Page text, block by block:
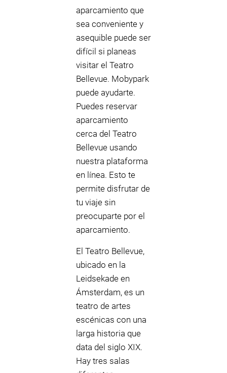
aparcamiento que
sea conveniente y
asequible puede ser
difícil si planeas
visitar el Teatro
Bellevue. Mobypark
puede ayudarte.
Puedes reservar
aparcamiento
cerca del Teatro
Bellevue usando
nuestra plataforma
en línea. Esto te
permite disfrutar de
tu viaje sin
preocuparte por el
aparcamiento.
El Teatro Bellevue,
ubicado en la
Leidsekade en
Ámsterdam, es un
teatro de artes
escénicas con una
larga historia que
data del siglo XIX.
Hay tres salas